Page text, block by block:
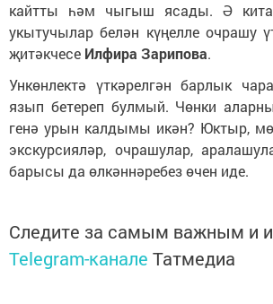
кайтты һәм чыгыш ясады. Ә
укытучылар белән күңелле очрашу
җитәкчесе Илфира Зарипова.
Ункөнлектә үткәрелгән барлык
язып бетереп булмый. Чөнки
генә урын калдымы икән? Юктыр,
экскурсияләр, очрашулар,
барысы да өлкәннәребез өчен иде.
Следите за самым важным и
Telegram-канале Татмедиа